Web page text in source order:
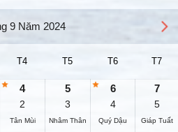
9 Năm 2024
T4 T5 T6 T7
4
2
Tân Mùi
5
3
Nhâm Thân
6
4
Quý Dậu
7
5
Giáp Tuất